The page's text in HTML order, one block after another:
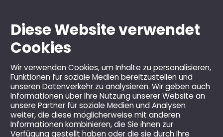
Diese Website verwendet
Cookies
Wir verwenden Cookies, um Inhalte zu personalisieren,
Funktionen für soziale Medien bereitzustellen und
unseren Datenverkehr zu analysieren. Wir geben auch
Informationen über Ihre Nutzung unserer Website an
unsere Partner für soziale Medien und Analysen
weiter, die diese möglicherweise mit anderen
Informationen kombinieren, die Sie ihnen zur
Verfügung gestellt haben oder die sie durch Ihre
© 2026 Berghotel Mummelsee GmbH & Co KG.